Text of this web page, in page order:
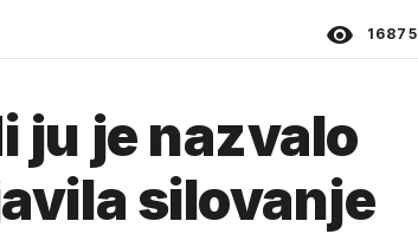
16875
ju je nazvalo
silovanje